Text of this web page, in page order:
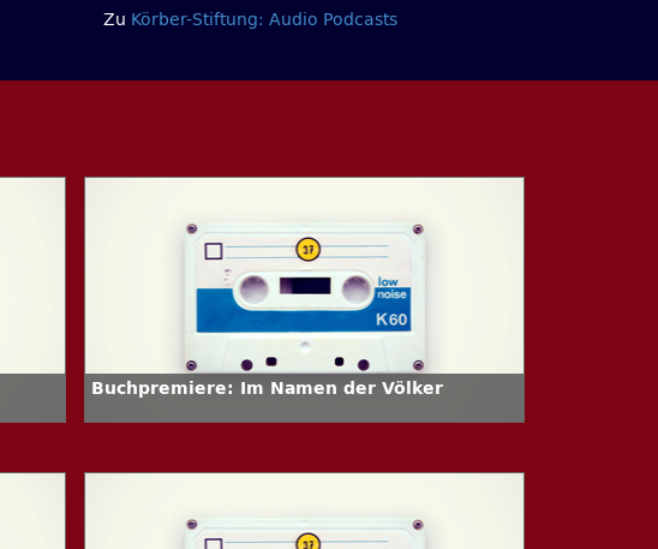
Zu Körber-Stiftung: Audio Podcasts
Buchpremiere: Im Namen der Völker